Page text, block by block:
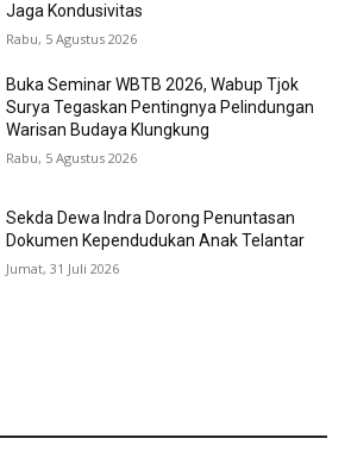
Jaga Kondusivitas
Rabu, 5 Agustus 2026
Buka Seminar WBTB 2026, Wabup Tjok
Surya Tegaskan Pentingnya Pelindungan
Warisan Budaya Klungkung
Rabu, 5 Agustus 2026
Sekda Dewa Indra Dorong Penuntasan
Dokumen Kependudukan Anak Telantar
Jumat, 31 Juli 2026